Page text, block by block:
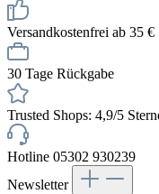
Versandkostenfrei ab 35 €
30 Tage Rückgabe
Trusted Shops: 4,9/5
Hotline 05302 930239
Newsletter